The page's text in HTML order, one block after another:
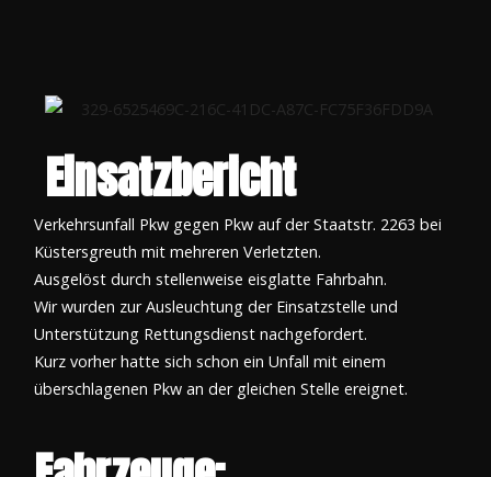
Einsatzbericht
Verkehrsunfall Pkw gegen Pkw auf der Staatstr. 2263 bei
Küstersgreuth mit mehreren Verletzten.
Ausgelöst durch stellenweise eisglatte Fahrbahn.
Wir wurden zur Ausleuchtung der Einsatzstelle und
Unterstützung Rettungsdienst nachgefordert.
Kurz vorher hatte sich schon ein Unfall mit einem
überschlagenen Pkw an der gleichen Stelle ereignet.